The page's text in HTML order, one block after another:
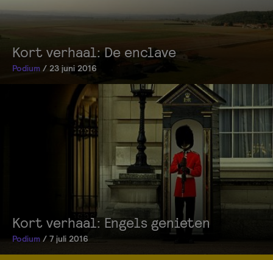
Kort verhaal: De enclave
Podium / 23 juni 2016
Kort verhaal: Engels genieten
Podium / 7 juli 2016